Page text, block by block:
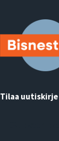
Tilaa uutiskirje